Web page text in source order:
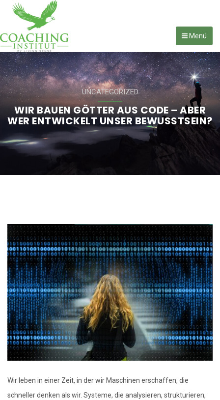
Menü
UNCATEGORIZED
WIR BAUEN GÖTTER AUS CODE – ABER
WER ENTWICKELT UNSER BEWUSSTSEIN?
Wir leben in einer Zeit, in der wir Maschinen erschaffen, die
schneller denken als wir. Systeme, die analysieren, strukturieren,